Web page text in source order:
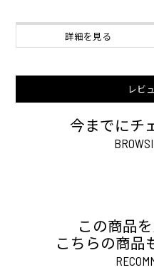
詳細を見る
レビ
今までにチ
この商品
こちらの商品